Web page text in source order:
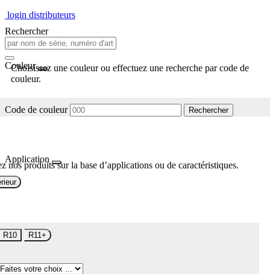
login distributeurs
Rechercher
Couleur
Choisissez une couleur ou effectuez une recherche par code de
couleur.
Code de couleur Rechercher
Application
nos produits sur la base d’applications ou de caractéristiques.
R10 R11+